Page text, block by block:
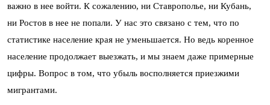
важно в нее войти. К сожалению, ни Ставрополье, ни Кубань,
ни Ростов в нее не попали. У нас это связано с тем, что по
статистике население края не уменьшается. Но ведь коренное
население продолжает выезжать, и мы знаем даже примерные
цифры. Вопрос в том, что убыль восполняется приезжими
мигрантами.